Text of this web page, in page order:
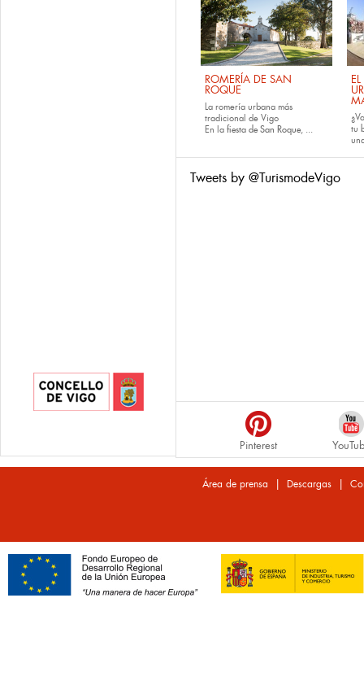
ROMERÍA DE SAN
ROQUE
La romería urbana más
tradicional de Vigo
En la fiesta de San Roque, ...
tu
Tweets by @TurismodeVigo
Pinterest
Área de prensa | Descargas|